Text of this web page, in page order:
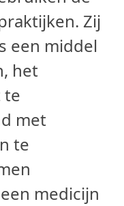
Zij
een middel
het
te
met
te
medicijn